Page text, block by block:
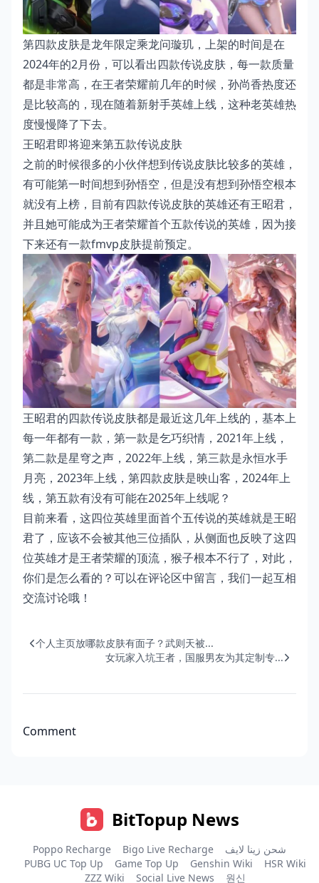
第四款皮肤是龙年限定乘龙问璇玑，上架的时间是在
2024年的2月份，可以看出四款传说皮肤，每一款质量
都是非常高，在王者荣耀前几年的时候，孙尚香热度还
是比较高的，现在随着新射手英雄上线，这种老英雄热
度慢慢降了下去。
王昭君即将迎来第五款传说皮肤
之前的时候很多的小伙伴想到传说皮肤比较多的英雄，
有可能第一时间想到孙悟空，但是没有想到孙悟空根本
就没有上榜，目前有四款传说皮肤的英雄还有王昭君，
并且她可能成为王者荣耀首个五款传说的英雄，因为接
下来还有一款fmvp皮肤提前预定。
王昭君的四款传说皮肤都是最近这几年上线的，基本上
每一年都有一款，第一款是乞巧织情，2021年上线，
第二款是星穹之声，2022年上线，第三款是永恒水手
月亮，2023年上线，第四款皮肤是映山客，2024年上
线，第五款有没有可能在2025年上线呢？
目前来看，这四位英雄里面首个五传说的英雄就是王昭
君了，应该不会被其他三位插队，从侧面也反映了这四
位英雄才是王者荣耀的顶流，猴子根本不行了，对此，
你们是怎么看的？可以在评论区中留言，我们一起互相
交流讨论哦！
个人主页放哪款皮肤有面子？武则天被...
女玩家入坑王者，国服男友为其定制专...
Comment
BitTopup News
Poppo Recharge Bigo Live Recharge
شحن زينا لايف
PUBG UC Top Up
Game Top Up Genshin Wiki
HSR Wiki
ZZZ Wiki
Social Live News 원신